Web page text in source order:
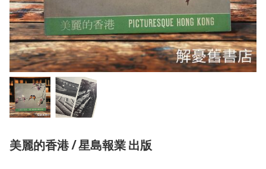
美麗的香港 / 星島報業 出版